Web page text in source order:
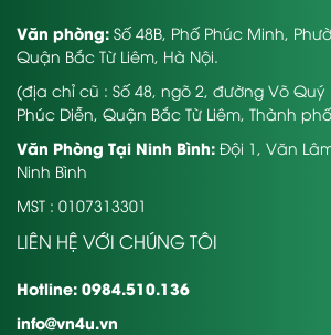
Văn phòng: Số 48B, Phố Phúc Minh,
Quận Bắc Từ Liêm, Hà Nội.
(địa chỉ cũ : Số 48, ngõ 2, đường Võ Quý
Phúc Diễn, Quận Bắc Từ Liêm, Thành
Văn Phòng Tại Ninh Bình: Đội 1, Văn
Ninh Bình
MST : 0107313301
LIÊN HỆ VỚI CHÚNG TÔI
Hotline: 0984.510.136
info@vn4u.vn